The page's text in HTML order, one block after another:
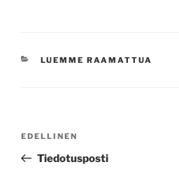
KATEGORIAT
LUEMME RAAMATTUA
Edellinen
artikkeli
EDELLINEN
Tiedotusposti